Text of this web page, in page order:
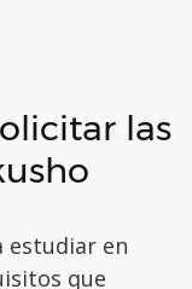
las
estudiar en
que